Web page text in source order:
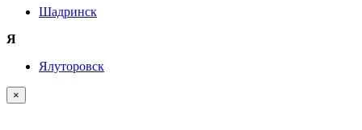
Шадринск
Я
Ялуторовск
×